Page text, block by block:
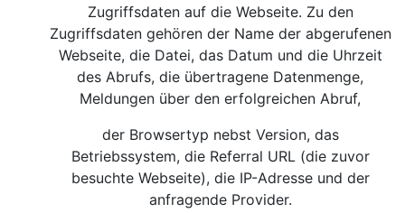
Zugriffsdaten auf die Webseite. Zu den
Zugriffsdaten gehören der Name der abgerufenen
Webseite, die Datei, das Datum und die Uhrzeit
des Abrufs, die übertragene Datenmenge,
Meldungen über den erfolgreichen Abruf,
der Browsertyp nebst Version, das
Betriebssystem, die Referral URL (die zuvor
besuchte Webseite), die IP-Adresse und der
anfragende Provider.